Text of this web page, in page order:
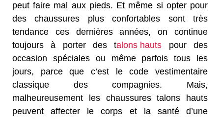
peut faire mal aux pieds. Et même si opter pour
des chaussures plus confortables sont très
tendance ces dernières années, on continue
toujours à porter des talons hauts pour des
occasion spéciales ou même parfois tous les
jours, parce que c’est le code vestimentaire
classique des compagnies. Mais,
malheureusement les chaussures talons hauts
peuvent affecter le corps et la santé d’une